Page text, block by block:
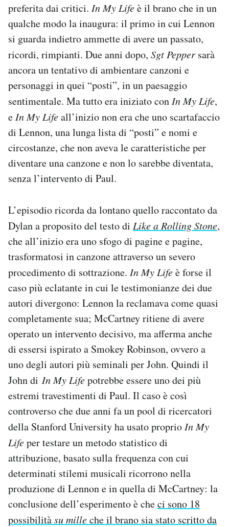
preferita dai critici. In My Lifeè il brano che in un
qualche modo la inaugura: il primo in cui Lennon
si guarda indietro ammette di avere un passato,
ricordi, rimpianti. Due anni dopo, Sgt Pepper sarà
ancora un tentativo di ambientare canzoni e
personaggi in quei “posti”, in un paesaggio
sentimentale. Ma tutto era iniziato con In My Life,
e In My Lifeall’inizio non era che uno scartafaccio
di Lennon, una lunga lista di “posti” e nomi e
circostanze, che non aveva le caratteristiche per
diventare una canzone e non lo sarebbe diventata,
senza l’intervento di Paul.
L’episodio ricorda da lontano quello raccontato da
Dylan a proposito del testo di Like a Rolling Stone,
che all’inizio era uno sfogo di pagine e pagine,
trasformatosi in canzone attraverso un severo
procedimento di sottrazione. In My Lifeè forse il
caso più eclatante in cui le testimonianze dei due
autori divergono: Lennon la reclamava come quasi
completamente sua; McCartney ritiene di avere
operato un intervento decisivo, ma afferma anche
di essersi ispirato a Smokey Robinson, ovvero a
uno degli autori più seminali per John. Quindi il
John di In My Lifepotrebbe essere uno dei più
estremi travestimenti di Paul. Il caso è così
controverso che due anni fa un pool di ricercatori
della Stanford University ha usato proprio In My
Lifeper testare un metodo statistico di
attribuzione, basato sulla frequenza con cui
determinati stilemi musicali ricorrono nella
produzione di Lennon e in quella di McCartney: la
conclusione dell’esperimento è checi sono 18
possibilitàsu milleche il brano sia stato scritto da